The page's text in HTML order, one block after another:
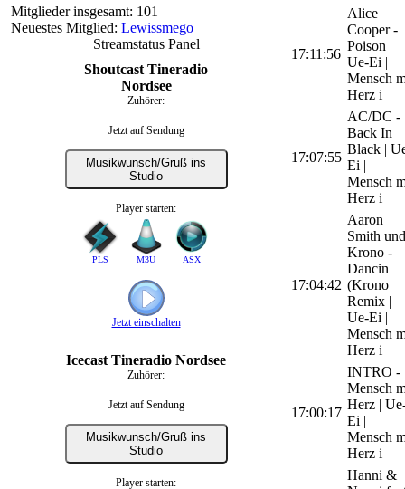
Mitglieder insgesamt: 101
Neuestes Mitglied: Lewissmego
Streamstatus Panel
Shoutcast Tineradio
Nordsee
Zuhörer:
Jetzt auf Sendung
Musikwunsch/Gruß ins
Studio
Player starten:
PLS M3U ASX
Jetzt einschalten
Icecast Tineradio Nordsee
Zuhörer:
Jetzt auf Sendung
Musikwunsch/Gruß ins
Studio
Player starten:
17:11:56
Alice
Cooper -
Poison |
Ue-Ei |
Mensch
Herz i
17:07:55
AC/DC -
Back In
Black |
Ei |
Mensch
Herz i
17:04:42
Aaron
Smith und
Krono -
Dancin
(Krono
Remix |
Ue-Ei |
Mensch
Herz i
17:00:17
INTRO -
Mensch
Herz |
Ei |
Mensch
Herz i
Hanni &